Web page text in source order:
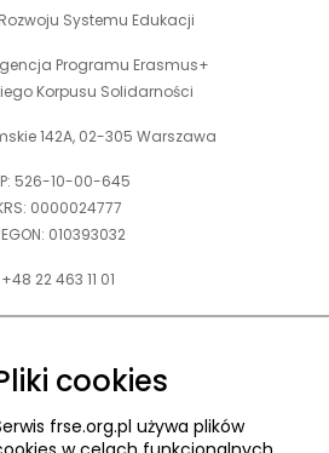
Systemu Edukacji
Programu Erasmus+
Korpusu Solidarności
142A, 02-305 Warszawa
526-10-00-645
0000024777
010393032
+48 22 463 11 01
telefonicznego w godz. 9-15.
cookies
frse.org.pl używa plików